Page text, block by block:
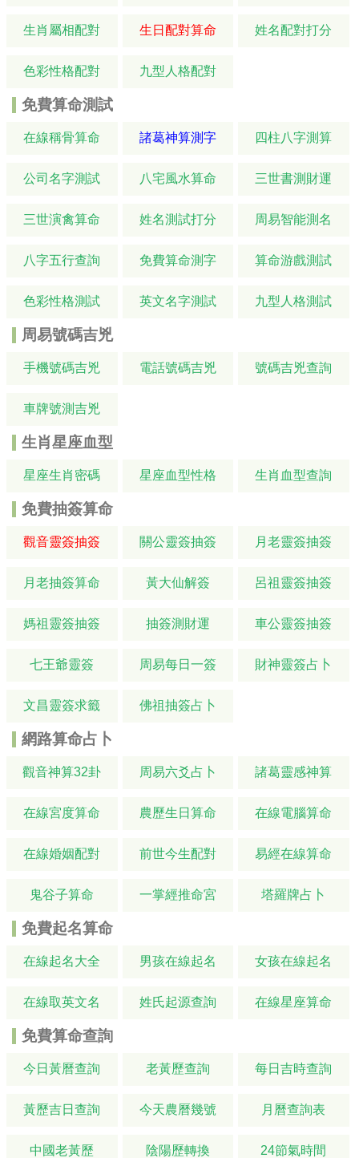
生肖屬相配對 生日配對算命 姓名配對打分
色彩性格配對 九型人格配對
免費算命測試
在線稱骨算命 諸葛神算測字 四柱八字測算
公司名字測試 八宅風水算命 三世書測財運
三世演禽算命 姓名測試打分 周易智能測名
八字五行查詢 免費算命測字 算命游戲測試
色彩性格測試 英文名字測試 九型人格測試
周易號碼吉兇
手機號碼吉兇 電話號碼吉兇 號碼吉兇查詢
車牌號測吉兇
生肖星座血型
星座生肖密碼 星座血型性格 生肖血型查詢
免費抽簽算命
觀音靈簽抽簽 關公靈簽抽簽 月老靈簽抽簽
月老抽簽算命 黃大仙解簽 呂祖靈簽抽簽
媽祖靈簽抽簽 抽簽測財運 車公靈簽抽簽
七王爺靈簽 周易每日一簽 財神靈簽占卜
文昌靈簽求籤 佛祖抽簽占卜
網路算命占卜
觀音神算32卦 周易六爻占卜 諸葛靈感神算
在線宮度算命 農歷生日算命 在線電腦算命
在線婚姻配對 前世今生配對 易經在線算命
鬼谷子算命 一掌經推命宮 塔羅牌占卜
免費起名算命
在線起名大全 男孩在線起名 女孩在線起名
在線取英文名 姓氏起源查詢 在線星座算命
免費算命查詢
今日黃曆查詢 老黃歷查詢 每日吉時查詢
黃歷吉日查詢 今天農曆幾號 月曆查詢表
中國老黃歷 陰陽歷轉換 24節氣時間